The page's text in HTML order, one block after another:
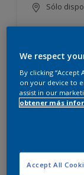
Sólo
Incamax
We respect
By clicking
on your device to
assist in our
obtener más
Accept All